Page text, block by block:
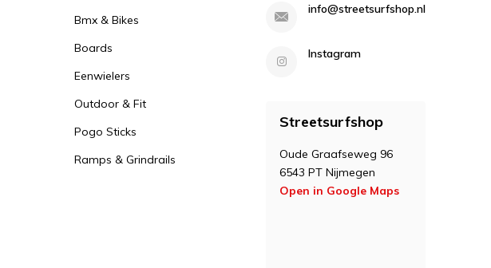
Bmx & Bikes
Boards
Eenwielers
Outdoor & Fit
Pogo Sticks
Ramps & Grindrails
info@streetsurfshop.nl
Instagram
Streetsurfshop
Oude Graafseweg 96
6543 PT Nijmegen
Open in Google Maps